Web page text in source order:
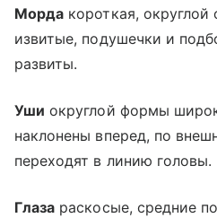
Морда короткая,
извитые, подушечки и
развиты.
Уши округлой формы
наклонены вперед, по
переходят в линию головы.
Глаза раскосые, средние